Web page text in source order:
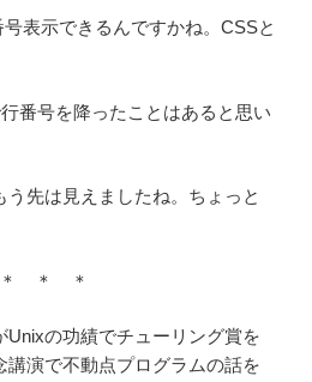
表示できるんですかね。CSSと
番号を降ったことはあると思い
先は見えましたね。ちょっと
＊ ＊ ＊
Unixの功績でチューリング賞を
講演で不動点プログラムの話を